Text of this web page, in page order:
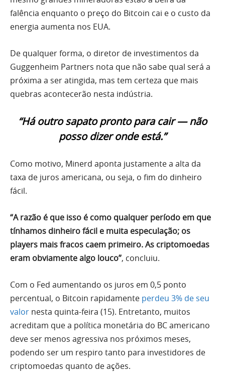
falência enquanto o preço do Bitcoin cai e o custo da
energia aumenta nos EUA.
De qualquer forma, o diretor de investimentos da
Guggenheim Partners nota que não sabe qual será a
próxima a ser atingida, mas tem certeza que mais
quebras acontecerão nesta indústria.
“Há outro sapato pronto para cair — não
posso dizer onde está.”
Como motivo, Minerd aponta justamente a alta da
taxa de juros americana, ou seja, o fim do dinheiro
fácil.
“A razão é que isso é como qualquer período em que
tínhamos dinheiro fácil e muita especulação; os
players mais fracos caem primeiro. As criptomoedas
eram obviamente algo louco”, concluiu.
Com o Fed aumentando os juros em 0,5 ponto
percentual, o Bitcoin rapidamente perdeu 3% de seu
valor nesta quinta-feira (15). Entretanto, muitos
acreditam que a política monetária do BC americano
deve ser menos agressiva nos próximos meses,
podendo ser um respiro tanto para investidores de
criptomoedas quanto de ações.